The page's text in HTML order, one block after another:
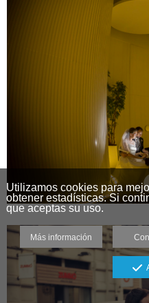
Utilizamos cookies para
obtener estadísticas. Si
que aceptas su uso.
Más información